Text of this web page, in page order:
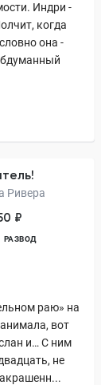
Индри -
когда
она -
Ривера
₽
РАЗВОД
раю» на
вот
и… С ним
не